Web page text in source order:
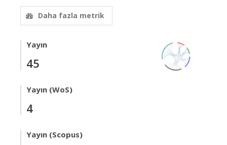
Daha fazla metrik
Yayın
45
Yayın (WoS)
4
Yayın (Scopus)